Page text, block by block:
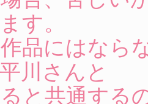
す。
品にはなら
川さんと
と共通する